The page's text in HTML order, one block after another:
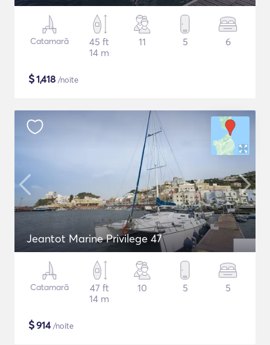
Catamarã
45 ft
14 m
11 5 6
$1,418 /noite
Jeantot Marine Privilege 47
Catamarã
47 ft
14 m
10 5 5
$914/noite